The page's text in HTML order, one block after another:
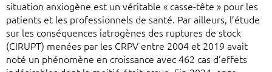
situation anxiogène est un véritable « casse-tête » pour les
patients et les professionnels de santé. Par ailleurs, l’étude
sur les conséquences iatrogènes des ruptures de stock
(CIRUPT) menées par les CRPV entre 2004 et 2019 avait
noté un phénomène en croissance avec 462 cas d’effets